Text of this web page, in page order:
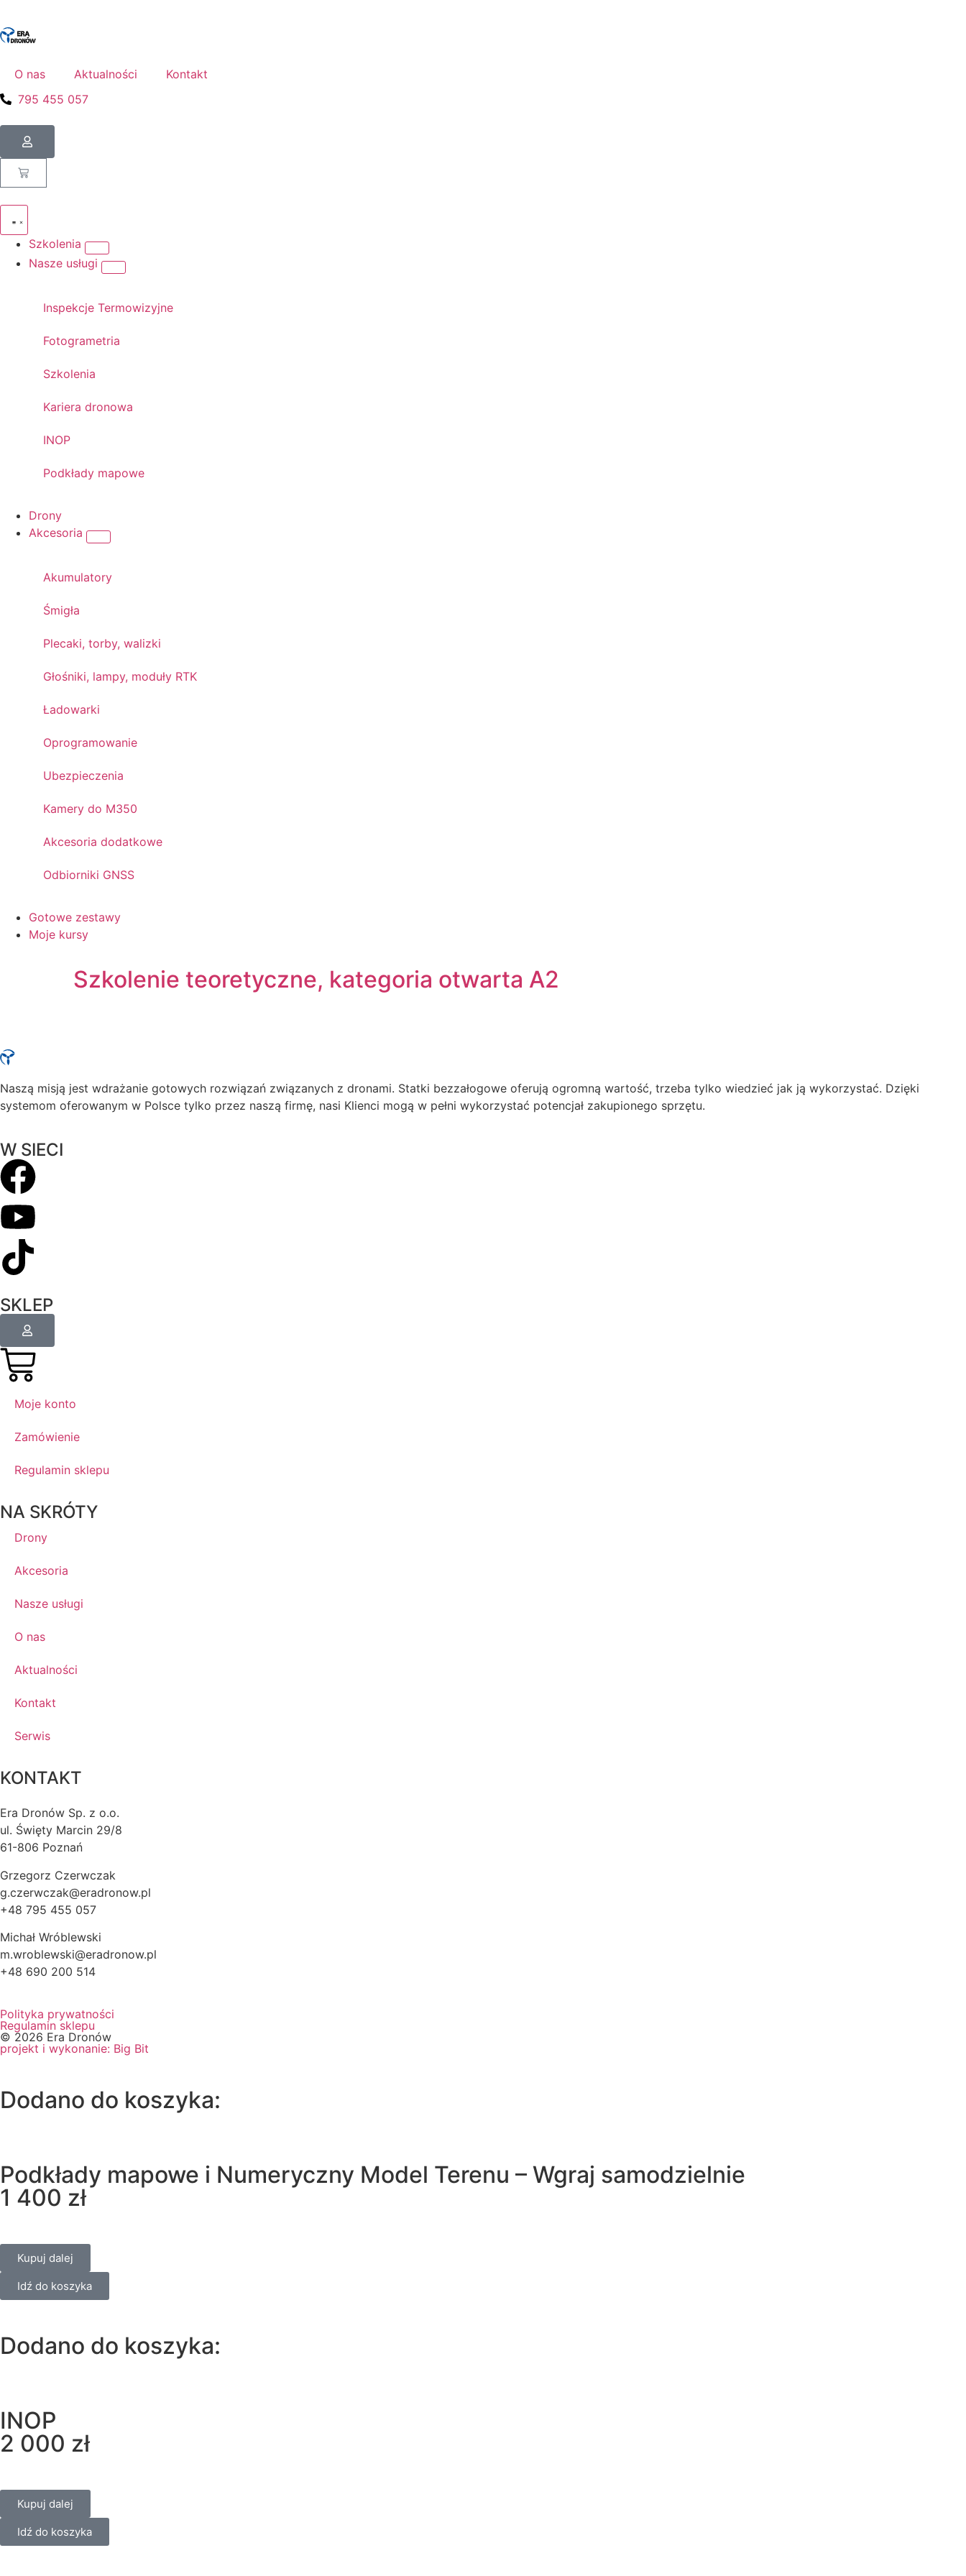
O nas Aktualności
Kontakt
795 455 057
Szkolenia
Nasze usługi
Inspekcje Termowizyjne
Fotogrametria
Szkolenia
Kariera dronowa
INOP
Podkłady mapowe
Drony
Akcesoria
Akumulatory
Śmigła
Plecaki, torby, walizki
Głośniki, lampy, moduły RTK
Ładowarki
Oprogramowanie
Ubezpieczenia
Kamery do M350
Akcesoria dodatkowe
Odbiorniki GNSS
Gotowe zestawy
Moje kursy
Szkolenie teoretyczne, kategoria otwarta A2
Naszą misją jest wdrażanie gotowych rozwiązań związanych z dronami. Statki bezzałogowe oferują ogromną wartość, trzeba tylko wiedzieć jak ją wykorzystać. Dzięki
systemom oferowanym w Polsce tylko przez naszą firmę, nasi Klienci mogą w pełni wykorzystać potencjał zakupionego sprzętu.
W SIECI
SKLEP
Moje konto
Zamówienie
Regulamin sklepu
NA SKRÓTY
Drony
Akcesoria
Nasze usługi
O nas
Aktualności
Kontakt
Serwis
KONTAKT
Era Dronów Sp. z o.o.
ul. Święty Marcin 29/8
61-806 Poznań
Grzegorz Czerwczak
g.czerwczak@eradronow.pl
+48 795 455 057
Michał Wróblewski
m.wroblewski@eradronow.pl
+48 690 200 514
Polityka prywatności
Regulamin sklepu
© 2026 Era Dronów
projekt i wykonanie: Big Bit
Dodano do koszyka:
Podkłady mapowe i Numeryczny Model Terenu – Wgraj samodzielnie
1 400 zł
Kupuj dalej
Idź do koszyka
Dodano do koszyka:
INOP
2 000 zł
Kupuj dalej
Idź do koszyka